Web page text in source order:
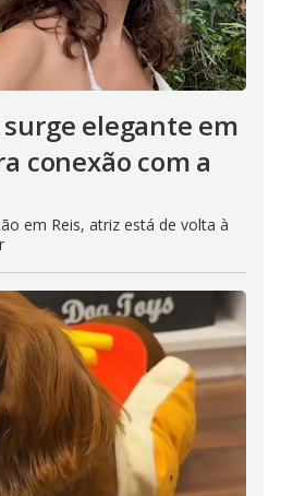
elegante em
conexão com a
em Reis, atriz está de volta à